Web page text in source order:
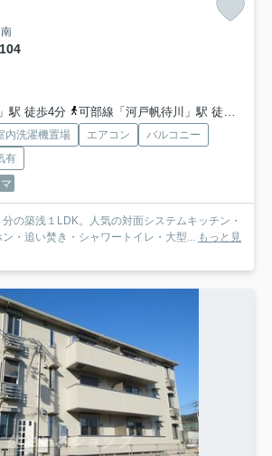
104
駅 徒歩4分
可部線「河戸帆待川」駅 徒歩10分
内洗濯機置場 エアコン
バルコニー
有
の築浅１LDK。人気の対面システムキッチン・
・追い焚き・シャワートイレ・大型...
もっと見